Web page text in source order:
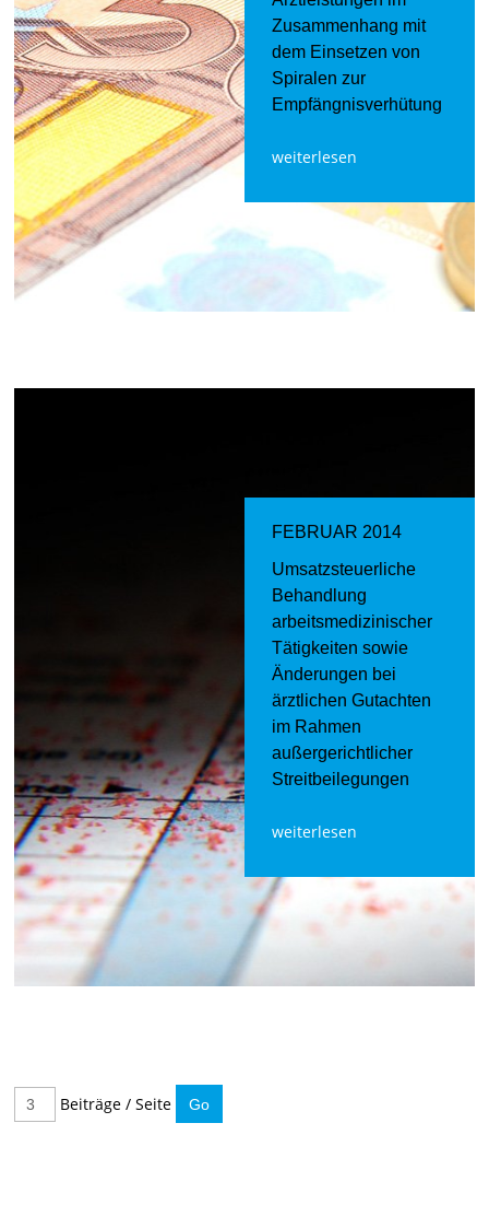
Zusammenhang mit
dem Einsetzen von
Spiralen zur
Empfängnisverhütung
weiterlesen
FEBRUAR 2014
Umsatzsteuerliche
Behandlung
arbeitsmedizinischer
Tätigkeiten sowie
Änderungen bei
ärztlichen Gutachten
im Rahmen
außergerichtlicher
Streitbeilegungen
weiterlesen
Beiträge / Seite